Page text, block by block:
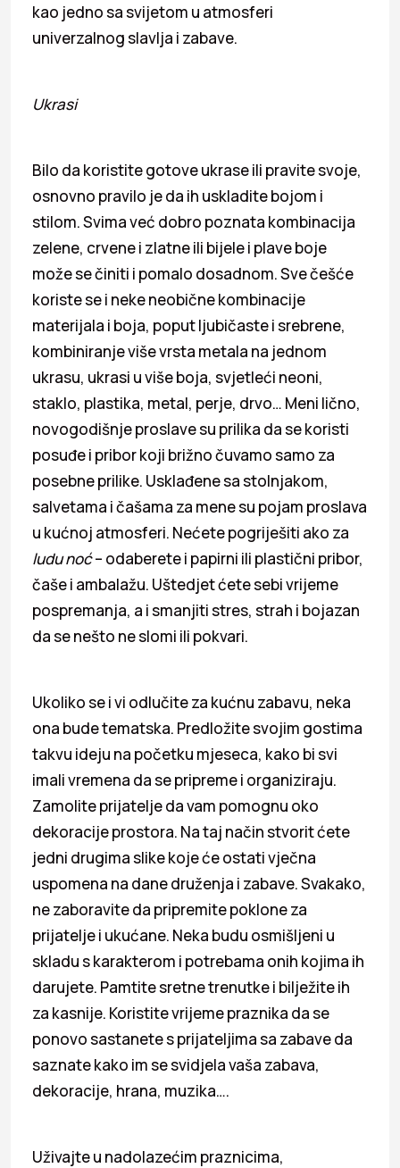
kao jedno sa svijetom u atmosferi
univerzalnog slavlja i zabave.
Ukrasi
Bilo da koristite gotove ukrase ili pravite svoje,
osnovno pravilo je da ih uskladite bojom i
stilom. Svima već dobro poznata kombinacija
zelene, crvene i zlatne ili bijele i plave boje
može se činiti i pomalo dosadnom. Sve češće
koriste se i neke neobične kombinacije
materijala i boja, poput ljubičaste i srebrene,
kombiniranje više vrsta metala na jednom
ukrasu, ukrasi u više boja, svjetleći neoni,
staklo, plastika, metal, perje, drvo… Meni lično,
novogodišnje proslave su prilika da se koristi
posuđe i pribor koji brižno čuvamo samo za
posebne prilike. Usklađene sa stolnjakom,
salvetama i čašama za mene su pojam proslava
u kućnoj atmosferi. Nećete pogriješiti ako za
ludu noć– odaberete i papirni ili plastični pribor,
čaše i ambalažu. Uštedjet ćete sebi vrijeme
pospremanja, a i smanjiti stres, strah i bojazan
da se nešto ne slomi ili pokvari.
Ukoliko se i vi odlučite za kućnu zabavu, neka
ona bude tematska. Predložite svojim gostima
takvu ideju na početku mjeseca, kako bi svi
imali vremena da se pripreme i organiziraju.
Zamolite prijatelje da vam pomognu oko
dekoracije prostora. Na taj način stvorit ćete
jedni drugima slike koje će ostati vječna
uspomena na dane druženja i zabave. Svakako,
ne zaboravite da pripremite poklone za
prijatelje i ukućane. Neka budu osmišljeni u
skladu s karakterom i potrebama onih kojima ih
darujete. Pamtite sretne trenutke i bilježite ih
za kasnije. Koristite vrijeme praznika da se
ponovo sastanete s prijateljima sa zabave da
saznate kako im se svidjela vaša zabava,
dekoracije, hrana, muzika….
Uživajte u nadolazećim praznicima,